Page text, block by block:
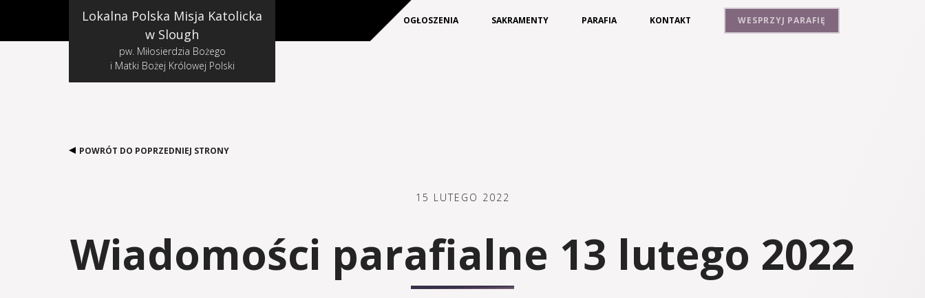
Lokalna Polska Misja Katolicka
w Slough
pw. Miłosierdzia Bożego
i Matki Bożej Królowej Polski
OGŁOSZENIA SAKRAMENTY PARAFIA KONTAKT WESPRZYJ PARAFIĘ
POWRÓT DO POPRZEDNIEJ STRONY
15 LUTEGO 2022
Wiadomości parafialne 13 lutego 2022